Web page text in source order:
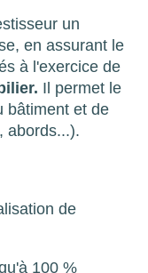
un
en assurant le
à l'exercice de
Il permet le
bâtiment et de
abords...).
de
100 %